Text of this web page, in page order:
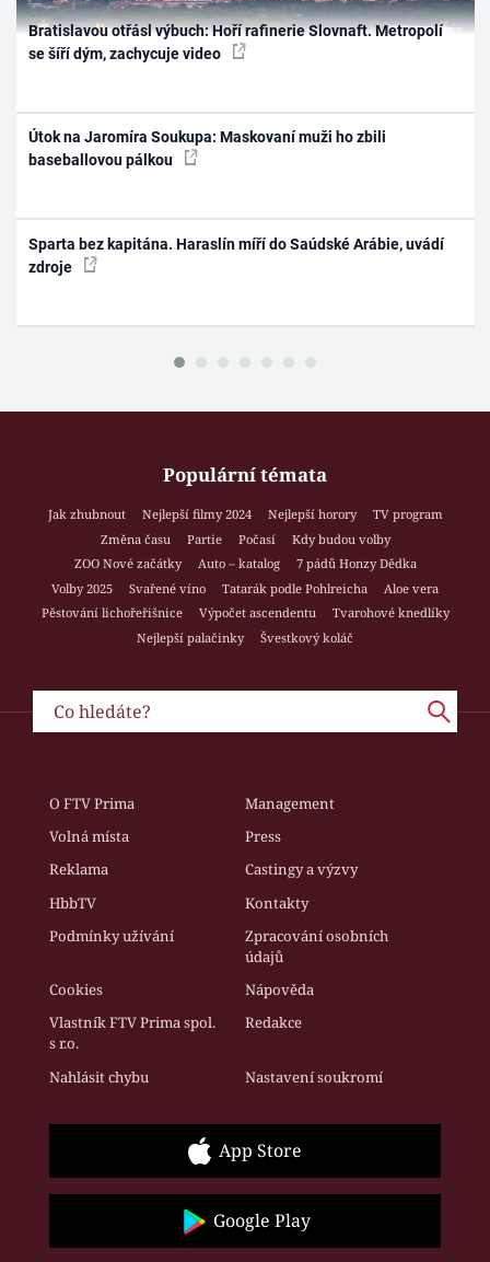
Bratislavou otřásl výbuch: Hoří rafinerie Slovnaft. Metropolí
se šíří dým, zachycuje video
Útok na Jaromíra Soukupa: Maskovaní muži ho zbili
baseballovou pálkou
Sparta bez kapitána. Haraslín míří do Saúdské Arábie, uvádí
zdroje
Populární témata
Jak zhubnout Nejlepší filmy 2024 Nejlepší horory
TV program
Změna času
Partie Počasí
Kdy budou volby
ZOO Nové začátky
Auto – katalog
7 pádů Honzy Dědka
Volby 2025
Svařené víno Tatarák podle Pohlreicha
Aloe vera
Pěstování lichořeřišnice
Výpočet ascendentu
Tvarohové knedlíky
Nejlepší palačinky
Švestkový koláč
O FTV Prima
Management
Volná místa
Press
Reklama
Castingy a výzvy
HbbTV
Kontakty
Podmínky užívání
Zpracování osobních
údajů
Cookies
Nápověda
Vlastník FTV Prima spol.
s r.o.
Redakce
Nahlásit chybu Nastavení soukromí
App Store
Google Play